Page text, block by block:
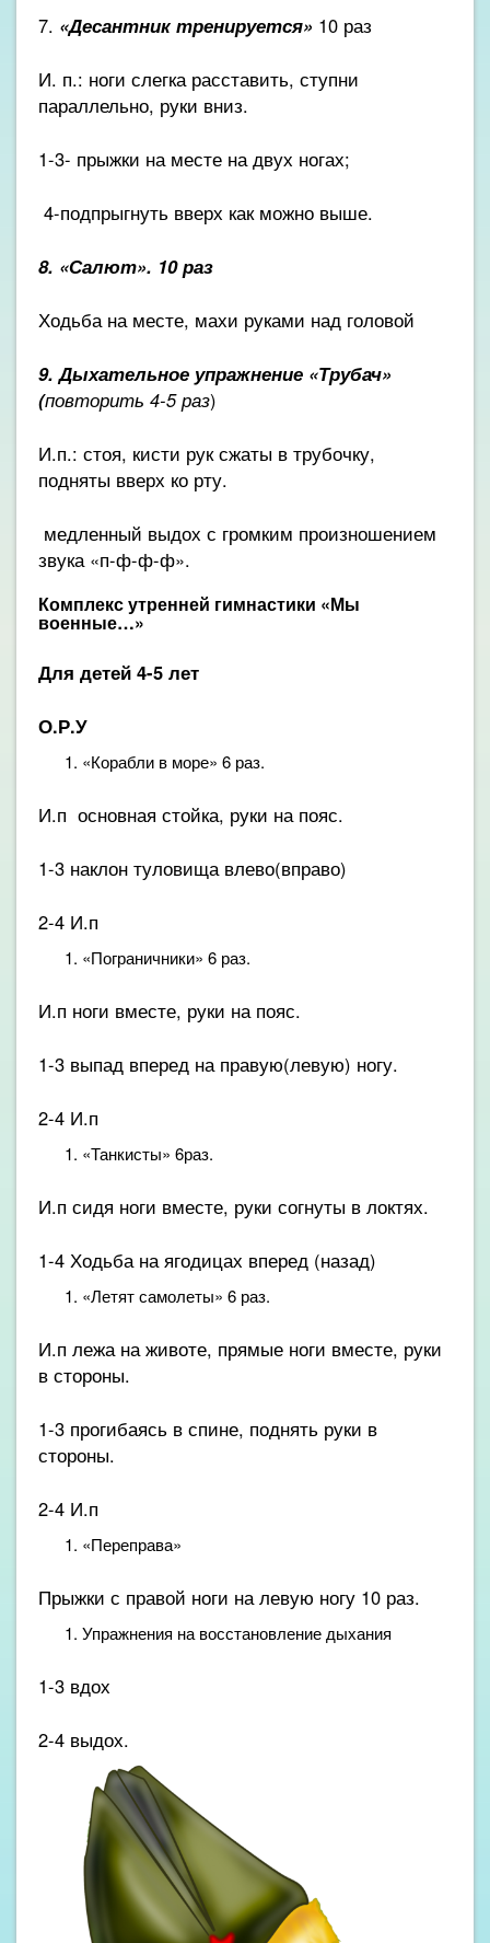
7. «Десантник тренируется» 10 раз
И. п.: ноги слегка расставить, ступни
параллельно, руки вниз.
1-3- прыжки на месте на двух ногах;
4-подпрыгнуть вверх как можно выше.
8. «Салют». 10 раз
Ходьба на месте, махи руками над головой
9. Дыхательное упражнение «Трубач»
(повторить 4-5 раз)
И.п.: стоя, кисти рук сжаты в трубочку,
подняты вверх ко рту.
медленный выдох с громким произношением
звука «п-ф-ф-ф».
Комплекс утренней гимнастики «Мы
военные…»
Для детей 4-5 лет
О.Р.У
«Корабли в море» 6 раз.
И.п основная стойка, руки на пояс.
1-3 наклон туловища влево(вправо)
2-4 И.п
«Пограничники» 6 раз.
И.п ноги вместе, руки на пояс.
1-3 выпад вперед на правую(левую) ногу.
2-4 И.п
«Танкисты» 6раз.
И.п сидя ноги вместе, руки согнуты в локтях.
1-4 Ходьба на ягодицах вперед (назад)
«Летят самолеты» 6 раз.
И.п лежа на животе, прямые ноги вместе, руки
в стороны.
1-3 прогибаясь в спине, поднять руки в
стороны.
2-4 И.п
«Переправа»
Прыжки с правой ноги на левую ногу 10 раз.
Упражнения на восстановление дыхания
1-3 вдох
2-4 выдох.